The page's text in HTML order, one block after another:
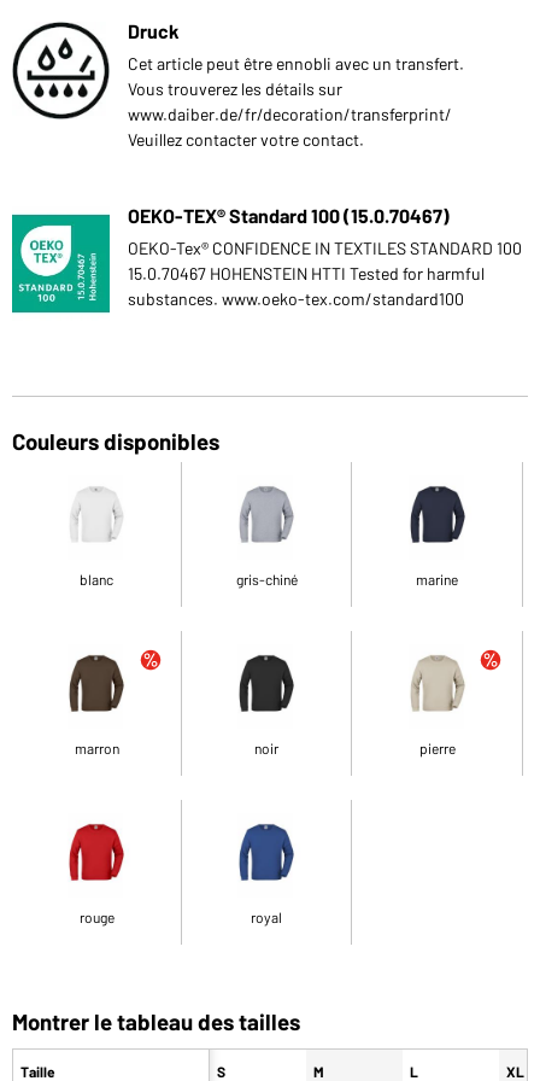
Druck
Cet article peut être ennobli avec un transfert.
Vous trouverez les détails sur
www.daiber.de/fr/decoration/transferprint/
Veuillez contacter votre contact.
OEKO-TEX® Standard 100 (15.0.70467)
OEKO-Tex® CONFIDENCE IN TEXTILES STANDARD 100
15.0.70467 HOHENSTEIN HTTI Tested for harmful
substances. www.oeko-tex.com/standard100
Couleurs disponibles
blanc gris-chiné marine
marron noir pierre
rouge royal
Montrer le tableau des tailles
Taille S M L XL